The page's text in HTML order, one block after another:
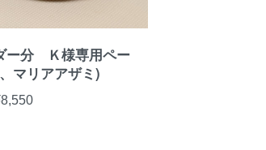
ー分 Ｋ様専用ペー
マリアアザミ)